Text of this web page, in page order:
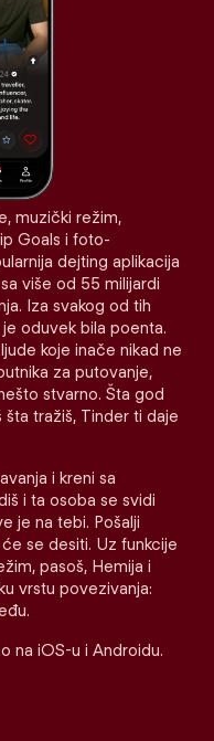
muzički režim,
Goals i foto-
dejting aplikacija
više od 55 milijardi
Iza svakog od tih
oduvek bila poenta.
koje inače nikad ne
za putovanje,
stvarno. Šta god
šta tražiš, Tinder ti daje
i kreni sa
i ta osoba se svidi
je na tebi. Pošalji
se desiti. Uz funkcije
pasoš, Hemija i
vrstu povezivanja:
na iOS-u i Androidu.